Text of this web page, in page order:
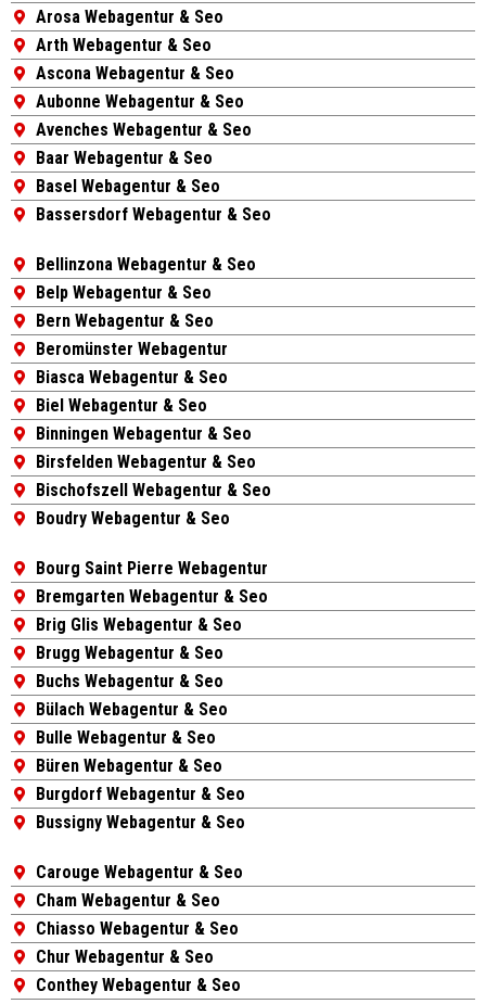
Arosa Webagentur & Seo
Arth Webagentur & Seo
Ascona Webagentur & Seo
Aubonne Webagentur & Seo
Avenches Webagentur & Seo
Baar Webagentur & Seo
Basel Webagentur & Seo
Bassersdorf Webagentur & Seo
Bellinzona Webagentur & Seo
Belp Webagentur & Seo
Bern Webagentur & Seo
Beromünster Webagentur
Biasca Webagentur & Seo
Biel Webagentur & Seo
Binningen Webagentur & Seo
Birsfelden Webagentur & Seo
Bischofszell Webagentur & Seo
Boudry Webagentur & Seo
Bourg Saint Pierre Webagentur
Bremgarten Webagentur & Seo
Brig Glis Webagentur & Seo
Brugg Webagentur & Seo
Buchs Webagentur & Seo
Bülach Webagentur & Seo
Bulle Webagentur & Seo
Büren Webagentur & Seo
Burgdorf Webagentur & Seo
Bussigny Webagentur & Seo
Carouge Webagentur & Seo
Cham Webagentur & Seo
Chiasso Webagentur & Seo
Chur Webagentur & Seo
Conthey Webagentur & Seo